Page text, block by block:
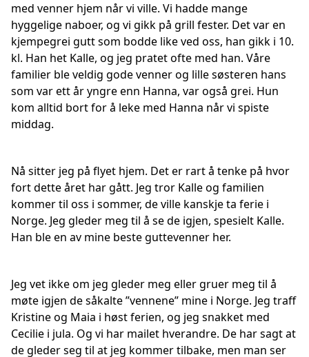
med venner hjem når vi ville. Vi hadde mange
hyggelige naboer, og vi gikk på grill fester. Det var en
kjempegrei gutt som bodde like ved oss, han gikk i 10.
kl. Han het Kalle, og jeg pratet ofte med han. Våre
familier ble veldig gode venner og lille søsteren hans
som var ett år yngre enn Hanna, var også grei. Hun
kom alltid bort for å leke med Hanna når vi spiste
middag.
Nå sitter jeg på flyet hjem. Det er rart å tenke på hvor
fort dette året har gått. Jeg tror Kalle og familien
kommer til oss i sommer, de ville kanskje ta ferie i
Norge. Jeg gleder meg til å se de igjen, spesielt Kalle.
Han ble en av mine beste guttevenner her.
Jeg vet ikke om jeg gleder meg eller gruer meg til å
møte igjen de såkalte ”vennene” mine i Norge. Jeg traff
Kristine og Maia i høst ferien, og jeg snakket med
Cecilie i jula. Og vi har mailet hverandre. De har sagt at
de gleder seg til at jeg kommer tilbake, men man ser